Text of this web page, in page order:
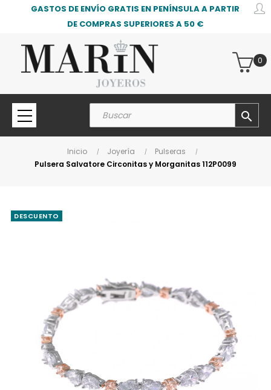
GASTOS DE ENVÍO GRATIS EN PENÍNSULA A PARTIR
DE COMPRAS SUPERIORES A 50 €
search
0
Inicio Joyería
Pulseras
Pulsera Salvatore Circonitas y Morganitas 112P0099
DESCUENTO